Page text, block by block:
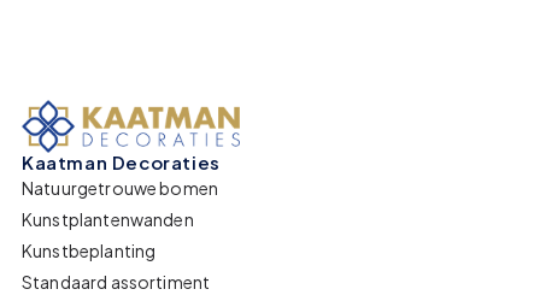
Kaatman Decoraties
Natuurgetrouwe bomen
Kunstplantenwanden
Kunstbeplanting
Standaard assortiment